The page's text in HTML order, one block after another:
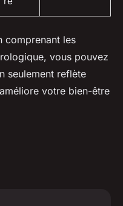
comprenant les
vous pouvez
seulement reflète
votre bien-être